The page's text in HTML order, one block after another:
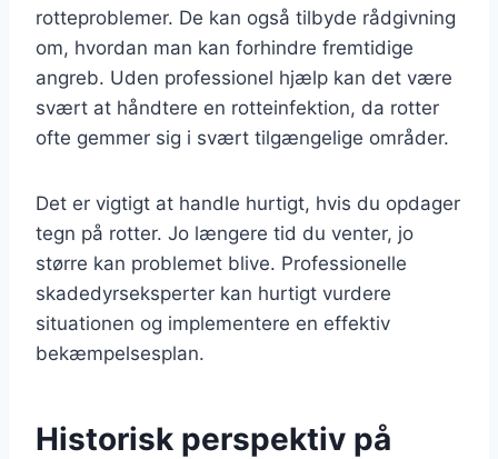
rotteproblemer. De kan også tilbyde rådgivning
om, hvordan man kan forhindre fremtidige
angreb. Uden professionel hjælp kan det være
svært at håndtere en rotteinfektion, da rotter
ofte gemmer sig i svært tilgængelige områder.
Det er vigtigt at handle hurtigt, hvis du opdager
tegn på rotter. Jo længere tid du venter, jo
større kan problemet blive. Professionelle
skadedyrseksperter kan hurtigt vurdere
situationen og implementere en effektiv
bekæmpelsesplan.
Historisk perspektiv på